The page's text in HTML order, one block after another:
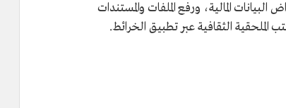
المالية، ورفع الملفات والمستندات
الثقافية عبر تطبيق الخرائط.